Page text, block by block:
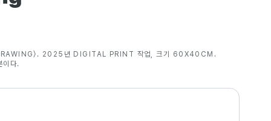
DRAWING〉. 2025년 DIGITAL PRINT 작업, 크기 60X40CM.
이다.